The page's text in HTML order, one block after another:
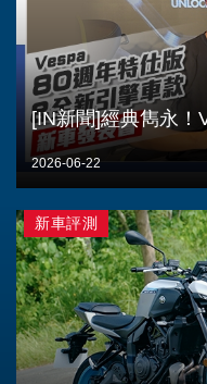
[IN新聞]經典雋永！
2026-06-22
新車評測